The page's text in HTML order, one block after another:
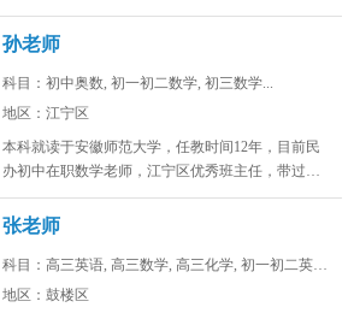
初高中英语教师资格证，具备系统...
孙老师
科目：初中奥数, 初一初二数学, 初三数学...
地区：江宁区
本科就读于安徽师范大学，任教时间12年，目前民
办初中在职数学老师，江宁区优秀班主任，带过两
届完整的初中。班级数学中考均分...
张老师
科目：高三英语, 高三数学, 高三化学, 初一初二英语...
地区：鼓楼区